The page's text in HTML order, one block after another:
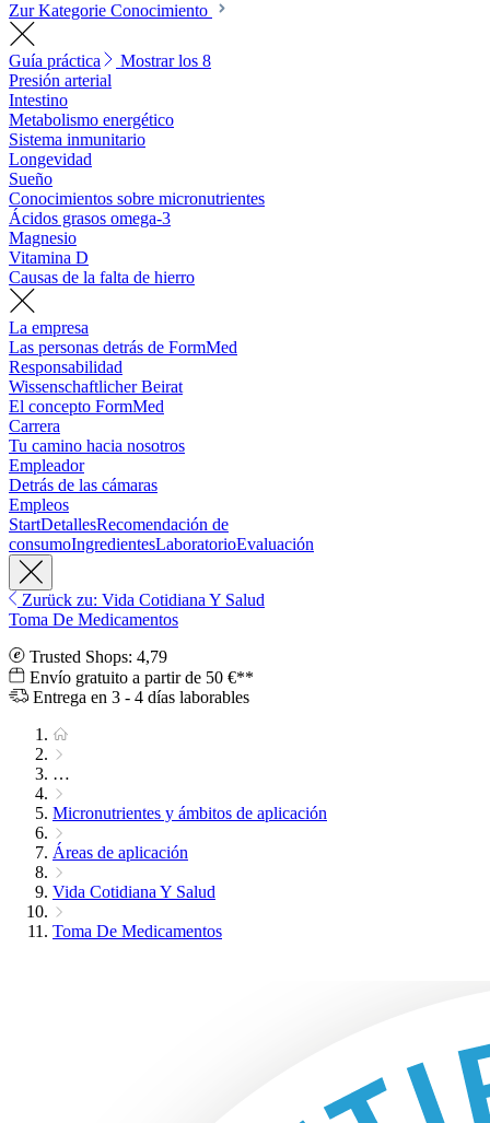
Zur Kategorie Conocimiento
Guía práctica
Mostrar los 8
Presión arterial
Intestino
Metabolismo energético
Sistema inmunitario
Longevidad
Sueño
Conocimientos sobre micronutrientes
Ácidos grasos omega-3
Magnesio
Vitamina D
Causas de la falta de hierro
La empresa
Las personas detrás de FormMed
Responsabilidad
Wissenschaftlicher Beirat
El concepto FormMed
Carrera
Tu camino hacia nosotros
Empleador
Detrás de las cámaras
Empleos
StartDetallesRecomendación de
consumoIngredientesLaboratorioEvaluación
Zurück zu: Vida Cotidiana Y Salud
Toma De Medicamentos
Trusted Shops: 4,79
Envío gratuito a partir de 50 €**
Entrega en 3 - 4 días laborables
…
Micronutrientes y ámbitos de aplicación
Áreas de aplicación
Vida Cotidiana Y Salud
Toma De Medicamentos